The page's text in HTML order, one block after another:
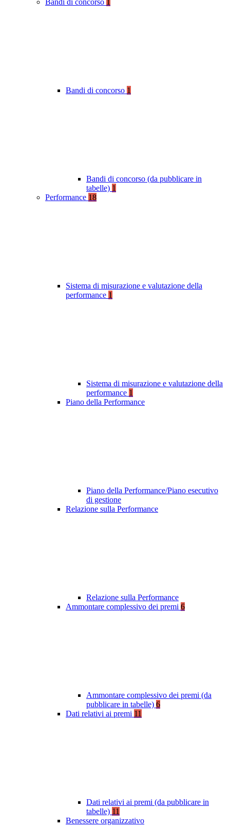
Bandi di concorso 1
Bandi di concorso 1
Bandi di concorso (da pubblicare in
tabelle) 1
Performance 18
Sistema di misurazione e valutazione della
performance 1
Sistema di misurazione e valutazione della
performance 1
Piano della Performance
Piano della Performance/Piano esecutivo
di gestione
Relazione sulla Performance
Relazione sulla Performance
Ammontare complessivo dei premi 6
Ammontare complessivo dei premi (da
pubblicare in tabelle) 6
Dati relativi ai premi 11
Dati relativi ai premi (da pubblicare in
tabelle) 11
Benessere organizzativo